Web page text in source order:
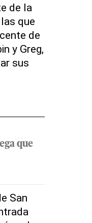
de la
que
de
y Greg,
sus
que
San